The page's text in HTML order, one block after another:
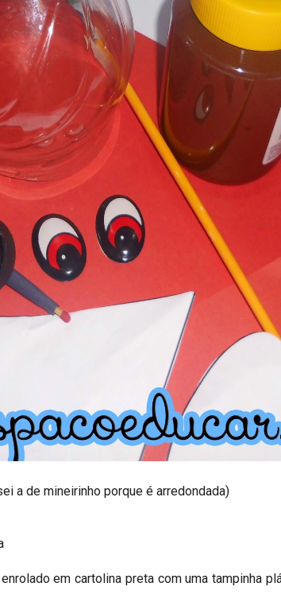
a de mineirinho porque é arredondada)
em cartolina preta com uma tampinha